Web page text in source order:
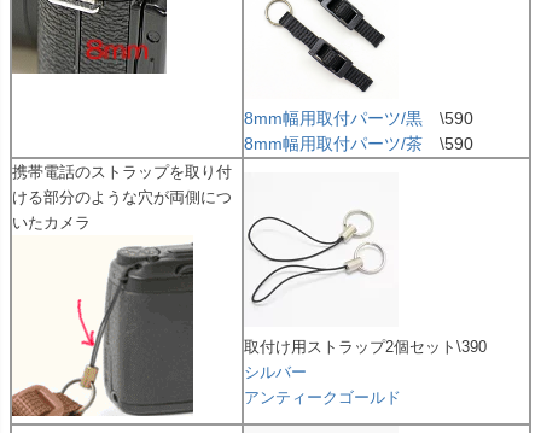
8mm幅用取付パーツ/黒 \590
8mm幅用取付パーツ/茶 \590
携帯電話のストラップを取り付
ける部分のような穴が両側につ
いたカメラ
取付け用ストラップ2個セット\390
シルバー
アンティークゴールド